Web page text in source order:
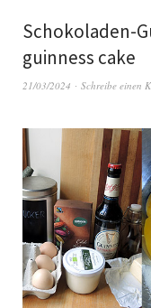
Schokoladen-
guinness cake
21/03/2024 Schreibe einen